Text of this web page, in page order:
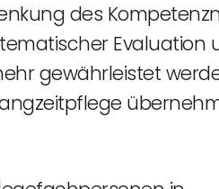
des
Evaluation
gewährleistet